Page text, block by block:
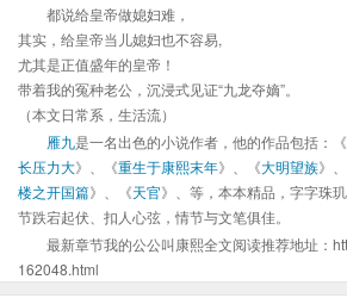
都说给皇帝做媳妇难，
其实，给皇帝当儿媳妇也不容易,
尤其是正值盛年的皇帝！
带着我的冤种老公，沉浸式见证“九龙夺嫡”。
（本文日常系，生活流）
雁九是一名出色的小说作者，他的作品包括：《
长压力大》、《重生于康熙末年》、《大明望族》
楼之开国篇》、《天官》、等，本本精品，字字珠
节跌宕起伏、扣人心弦，情节与文笔俱佳。
最新章节我的公公叫康熙全文阅读推荐地址：
162048.html